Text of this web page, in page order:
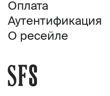
Оплата
Аутентификация
О ресейле